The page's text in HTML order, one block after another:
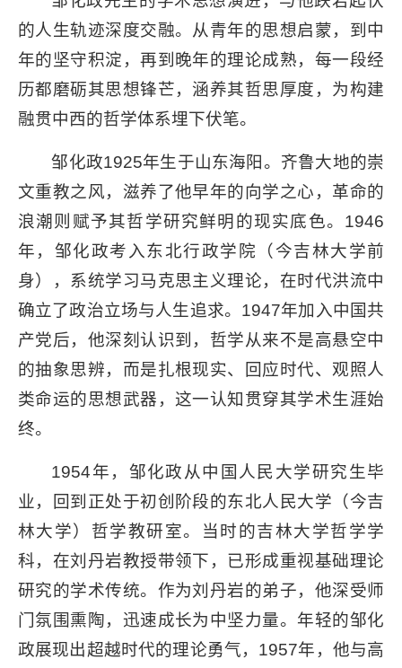
的人生轨迹深度交融。从青年的思想启蒙，到中
年的坚守积淀，再到晚年的理论成熟，每一段经
历都磨砺其思想锋芒，涵养其哲思厚度，为构建
融贯中西的哲学体系埋下伏笔。
邹化政1925年生于山东海阳。齐鲁大地的崇
文重教之风，滋养了他早年的向学之心，革命的
浪潮则赋予其哲学研究鲜明的现实底色。1946
年，邹化政考入东北行政学院（今吉林大学前
身），系统学习马克思主义理论，在时代洪流中
确立了政治立场与人生追求。1947年加入中国共
产党后，他深刻认识到，哲学从来不是高悬空中
的抽象思辨，而是扎根现实、回应时代、观照人
类命运的思想武器，这一认知贯穿其学术生涯始
终。
1954年，邹化政从中国人民大学研究生毕
业，回到正处于初创阶段的东北人民大学（今吉
林大学）哲学教研室。当时的吉林大学哲学学
科，在刘丹岩教授带领下，已形成重视基础理论
研究的学术传统。作为刘丹岩的弟子，他深受师
门氛围熏陶，迅速成长为中坚力量。年轻的邹化
政展现出超越时代的理论勇气，1957年，他与高